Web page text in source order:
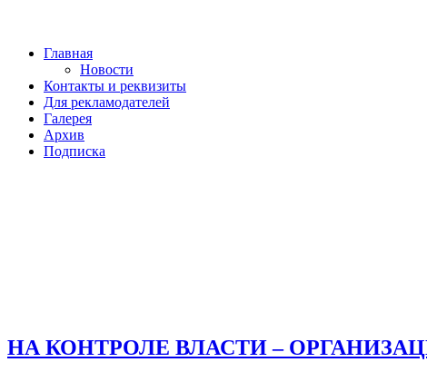
Главная
Новости
Контакты и реквизиты
Для рекламодателей
Галерея
Архив
Подписка
НА КОНТРОЛЕ ВЛАСТИ –